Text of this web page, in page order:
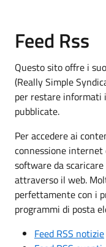
Feed Rss
Questo sito offre i
(Really Simple
per restare informati
pubblicate.
Per accedere ai
connessione internet
software da
attraverso il web.
perfettamente con i
programmi di posta
Feed RSS notizie